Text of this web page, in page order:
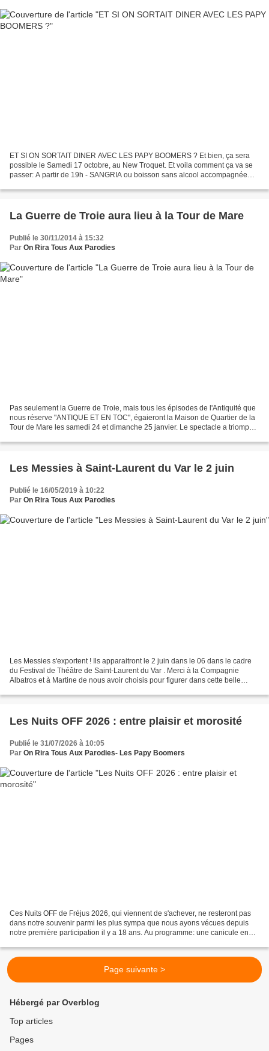
ET SI ON SORTAIT DINER AVEC LES PAPY BOOMERS ? Et bien, ça sera
possible le Samedi 17 octobre, au New Troquet. Et voila comment ça va se
passer: A partir de 19h - SANGRIA ou boisson sans alcool accompagnée
La Guerre de Troie aura lieu à la Tour de Mare
Publié le 30/11/2014 à 15:32
Par On Rira Tous Aux Parodies
Pas seulement la Guerre de Troie, mais tous les épisodes de l'Antiquité que
nous réserve "ANTIQUE ET EN TOC", égaieront la Maison de Quartier de la
Tour de Mare les samedi 24 et dimanche 25 janvier. Le spectacle a triomphé
Les Messies à Saint-Laurent du Var le 2 juin
Publié le 16/05/2019 à 10:22
Par On Rira Tous Aux Parodies
Les Messies s'exportent ! Ils apparaitront le 2 juin dans le 06 dans le cadre
du Festival de Théâtre de Saint-Laurent du Var . Merci à la Compagnie
Albatros et à Martine de nous avoir choisis pour figurer dans cette belle
Les Nuits OFF 2026 : entre plaisir et morosité
Publié le 31/07/2026 à 10:05
Par On Rira Tous Aux Parodies- Les Papy Boomers
Ces Nuits OFF de Fréjus 2026, qui viennent de s'achever, ne resteront pas
dans notre souvenir parmi les plus sympa que nous ayons vécues depuis
notre première participation il y a 18 ans. Au programme: une canicule en
Page suivante >
Hébergé par Overblog
Top articles
Pages